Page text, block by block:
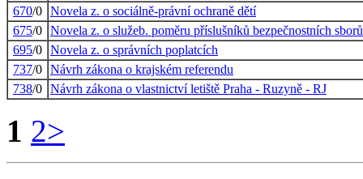
670/0 Novela z. o sociálně-právní ochraně dětí
675/0 Novela z. o služeb. poměru příslušníků bezpečnostních sborů
695/0 Novela z. o správních poplatcích
737/0 Návrh zákona o krajském referendu
738/0 Návrh zákona o vlastnictví letiště Praha - Ruzyně - RJ
1 2>